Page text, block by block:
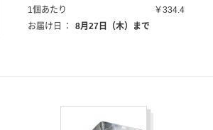
1個あたり
￥334.4
お届け日
： 8月27日（木）まで